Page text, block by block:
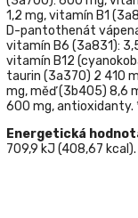
1,2 mg, vitamín B1
D-pantothenát
vitamín B6 (3а831):
vitamín B12
taurin (3a370) 2 410
mg, měď (3b405) 8,6
600 mg, antioxidanty.
Energetická
709,9 kJ (408,67 kcal).